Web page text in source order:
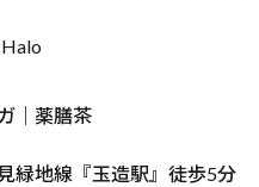
｜薬膳茶
緑地線『玉造駅』徒歩5分